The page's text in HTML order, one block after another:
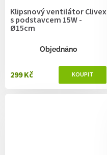
Klipsnový ventilátor Clivex
s podstavcem 15W -
Ø15cm
Objednáno
299 Kč